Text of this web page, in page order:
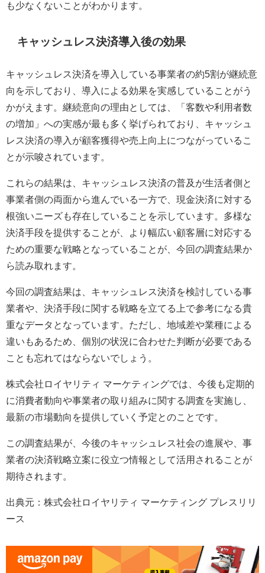
も少なくないことがわかります。
キャッシュレス決済導入後の効果
キャッシュレス決済を導入している事業者の約5割が継続意
向を示しており、導入による効果を実感していることがう
かがえます。継続意向の理由としては、「客数や利用者数
の増加」への実感が最も多く挙げられており、キャッシュ
レス決済の導入が顧客獲得や売上向上につながっているこ
とが示唆されています。
これらの結果は、キャッシュレス決済の普及が生活者側と
事業者側の両面から進んでいる一方で、現金決済に対する
根強いニーズも存在していることを示しています。多様な
決済手段を提供することが、より幅広い顧客層に対応する
ための重要な戦略となっていることが、今回の調査結果か
ら読み取れます。
今回の調査結果は、キャッシュレス決済を検討している事
業者や、決済手段に関する戦略を立てる上で参考になる貴
重なデータとなっています。ただし、地域差や業種による
違いもあるため、個別の状況に合わせた判断が必要である
ことも忘れてはならないでしょう。
株式会社ロイヤリティ マーケティングでは、今後も定期的
に消費者動向や事業者の取り組みに関する調査を実施し、
最新の市場動向を提供していく予定とのことです。
この調査結果が、今後のキャッシュレス社会の進展や、事
業者の決済戦略立案に役立つ情報として活用されることが
期待されます。
出典元：株式会社ロイヤリティ マーケティング プレスリリ
ース